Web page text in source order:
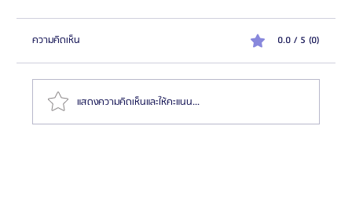
ความคิดเห็น 0.0 / 5 (0)
แสดงความคิดเห็นและให้คะแนน...